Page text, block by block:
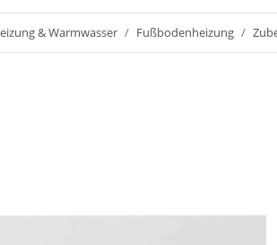
& Warmwasser Fußbodenheizung